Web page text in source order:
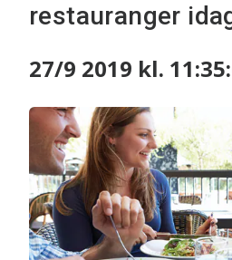
restauranger
27/9 2019 kl.